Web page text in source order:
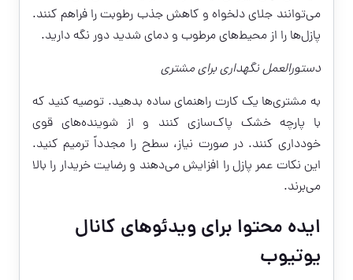
می‌توانند جلای دلخواه و کاهش جذب رطوبت را فراهم کنند.
پازل‌ها را از محیط‌های مرطوب و دمای شدید دور نگه دارید.
دستورالعمل نگهداری برای مشتری
به مشتری‌ها یک کارت راهنمای ساده بدهید. توصیه کنید که
با پارچه خشک پاک‌سازی کنند و از شوینده‌های قوی
خودداری کنند. در صورت نیاز، سطح را مجدداً ترمیم کنید.
این نکات عمر پازل را افزایش می‌دهند و رضایت خریدار را بالا
می‌برند.
ایده محتوا برای ویدئوهای کانال
یوتیوب